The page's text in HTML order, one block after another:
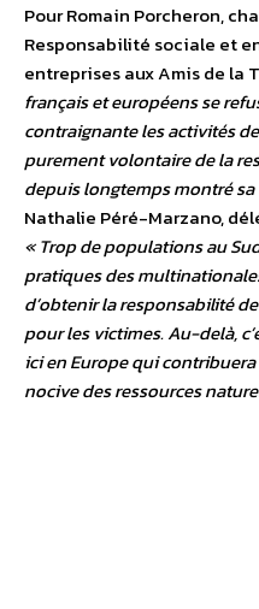
Pour Romain Porcheron,
Responsabilité sociale et
entreprises aux Amis de la
français et européens se
contraignante les activités
purement volontaire de la
depuis longtemps montré
Nathalie Péré-Marzano,
« Trop de populations au
pratiques des
d’obtenir la responsabilité
pour les victimes. Au-delà,
ici en Europe qui
nocive des ressources